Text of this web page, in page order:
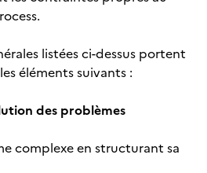
listées ci-dessus portent
éléments suivants :
des problèmes
complexe en structurant sa